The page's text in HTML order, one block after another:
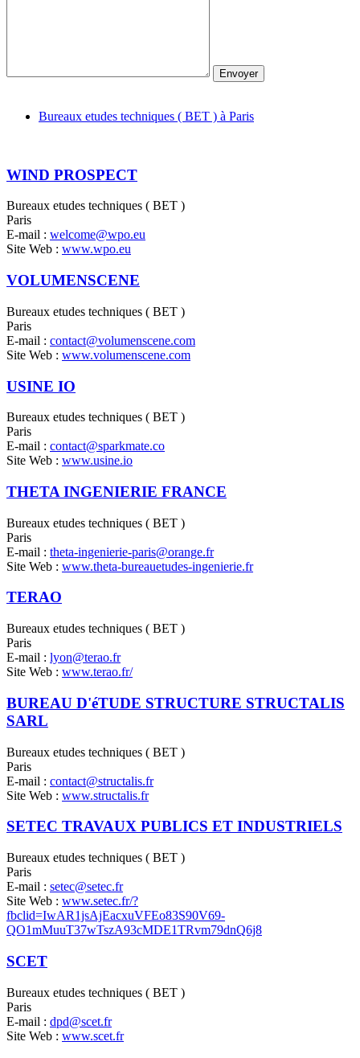
Envoyer
Bureaux etudes techniques ( BET ) à Paris
WIND PROSPECT
Bureaux etudes techniques ( BET )
Paris
E-mail : welcome@wpo.eu
Site Web : www.wpo.eu
VOLUMENSCENE
Bureaux etudes techniques ( BET )
Paris
E-mail : contact@volumenscene.com
Site Web : www.volumenscene.com
USINE IO
Bureaux etudes techniques ( BET )
Paris
E-mail : contact@sparkmate.co
Site Web : www.usine.io
THETA INGENIERIE FRANCE
Bureaux etudes techniques ( BET )
Paris
E-mail : theta-ingenierie-paris@orange.fr
Site Web : www.theta-bureauetudes-ingenierie.fr
TERAO
Bureaux etudes techniques ( BET )
Paris
E-mail : lyon@terao.fr
Site Web : www.terao.fr/
BUREAU D'éTUDE STRUCTURE STRUCTALIS
SARL
Bureaux etudes techniques ( BET )
Paris
E-mail : contact@structalis.fr
Site Web : www.structalis.fr
SETEC TRAVAUX PUBLICS ET INDUSTRIELS
Bureaux etudes techniques ( BET )
Paris
E-mail : setec@setec.fr
Site Web : www.setec.fr/?
fbclid=IwAR1jsAjEacxuVFEo83S90V69-
QO1mMuuT37wTszA93cMDE1TRvm79dnQ6j8
SCET
Bureaux etudes techniques ( BET )
Paris
E-mail : dpd@scet.fr
Site Web : www.scet.fr